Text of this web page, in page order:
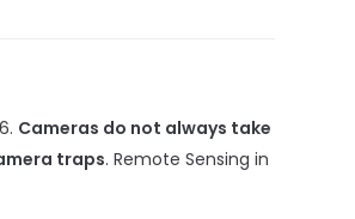
. Cameras do not always take
traps. Remote Sensing in